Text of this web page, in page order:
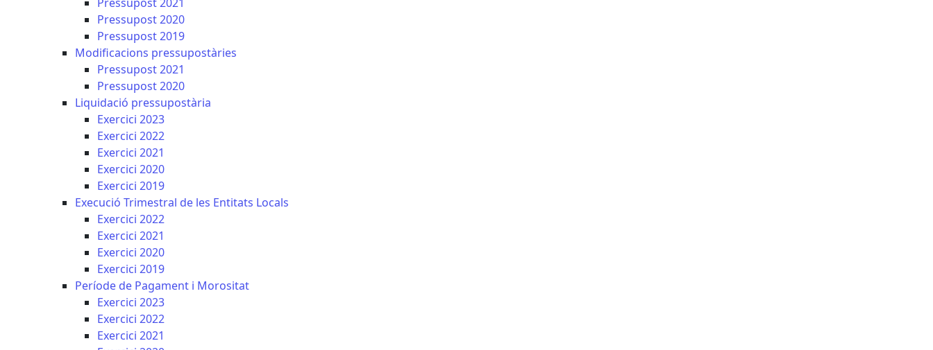
Pressupost 2020
Pressupost 2019
Modificacions pressupostàries
Pressupost 2021
Pressupost 2020
Liquidació pressupostària
Exercici 2023
Exercici 2022
Exercici 2021
Exercici 2020
Exercici 2019
Execució Trimestral de les Entitats Locals
Exercici 2022
Exercici 2021
Exercici 2020
Exercici 2019
Període de Pagament i Morositat
Exercici 2023
Exercici 2022
Exercici 2021